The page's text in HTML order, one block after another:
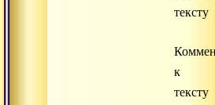
тексту
к
тексту